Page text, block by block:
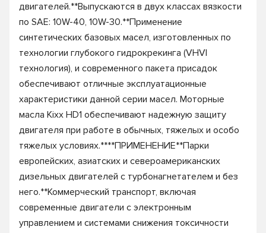
двигателей.**Выпускаются в двух классах вязкости
по SAE: 10W-40, 10W-30.**Применение
синтетических базовых масел, изготовленных по
технологии глубокого гидрокрекинга (VHVI
технология), и современного пакета присадок
обеспечивают отличные эксплуатационные
характеристики данной серии масел. Моторные
масла Kixx HD1 обеспечивают надежную защиту
двигателя при работе в обычных, тяжелых и особо
тяжелых условиях.****ПРИМЕНЕНИЕ**Парки
европейских, азиатских и североамериканских
дизельных двигателей с турбонагнетателем и без
него.**Коммерческий транспорт, включая
современные двигатели с электронным
управлением и системами снижения токсичности